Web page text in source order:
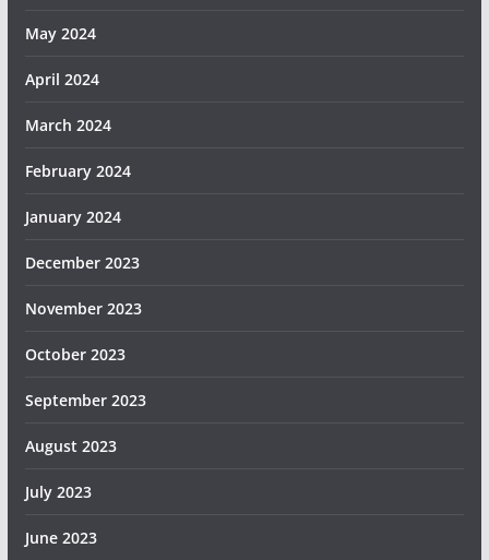
May 2024
April 2024
March 2024
February 2024
January 2024
December 2023
November 2023
October 2023
September 2023
August 2023
July 2023
June 2023